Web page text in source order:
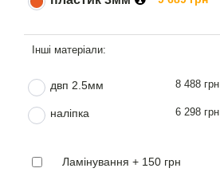
двп 2.5мм 8 488 грн
наліпка 6 298 грн
Ламінування + 150 грн